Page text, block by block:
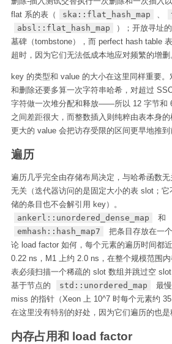
flat 系的表（
ska::flat_hash_map
absl::flat_hash_map
）；开放寻址
墓碑（tombstone），而 perfect hash table
超时，因为它们无法低成本地应对频繁的增删
key 的类型和 value 的大小在这里同样重要
和删除还要多算一次字符串哈希，对超过
字符做一次堆分配和释放——所以 12 字节和
之间差距很大，而整数插入则纯粹由表本身的
更大的 value 会把访存受限的区间更早地推到
遍历
遍历几乎完全由存储布局决定，与哈希函数
无关（迭代器访问的是固定大小的表 slot；
储的条目也不会解引用 key）。
ankerl::unordered_dense_map
和
emhash::hash_map7
把条目存放在一
论 load factor 如何，每个元素的遍历时间都
0.22 ns，M1 上约 2.0 ns，在整个规模范围
表必须扫描一个稀疏的 slot 数组并跳过空
基于节点的
std::unordered_map
最
miss 的指针（Xeon 上 10^7 时每个元素约
在这里没有特别的好处，因为它们遍历的也是
内存占用和 load factor